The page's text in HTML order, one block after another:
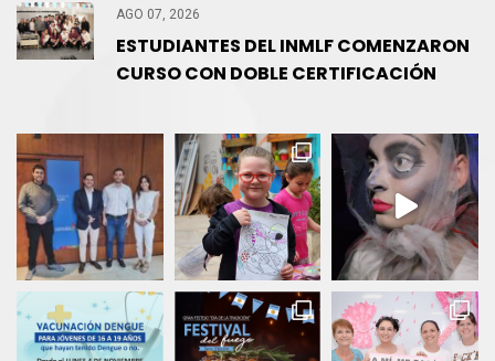
AGO 07, 2026
ESTUDIANTES DEL INMLF COMENZARON
CURSO CON DOBLE CERTIFICACIÓN